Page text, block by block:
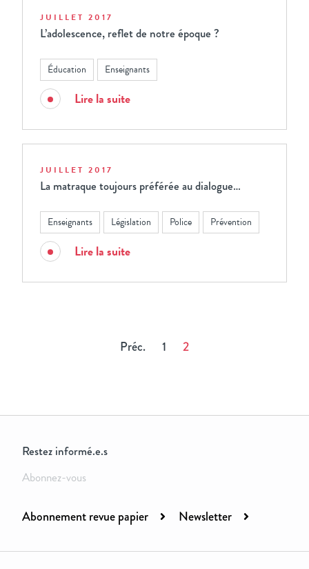
JUILLET 2017
L’adolescence, reflet de notre époque ?
Éducation Enseignants
Lire la suite
JUILLET 2017
La matraque toujours préférée au dialogue…
Enseignants Législation Police Prévention
Lire la suite
Préc. 1 2
Restez informé.e.s
Abonnez-vous
Abonnement revue papier Newsletter